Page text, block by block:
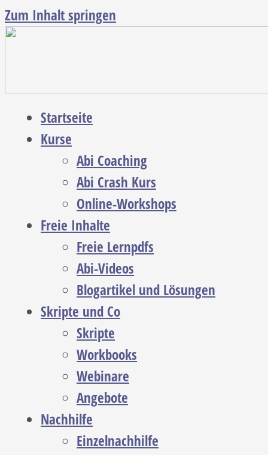
Zum Inhalt springen
Startseite
Kurse
Abi Coaching
Abi Crash Kurs
Online-Workshops
Freie Inhalte
Freie Lernpdfs
Abi-Videos
Blogartikel und Lösungen
Skripte und Co
Skripte
Workbooks
Webinare
Angebote
Nachhilfe
Einzelnachhilfe